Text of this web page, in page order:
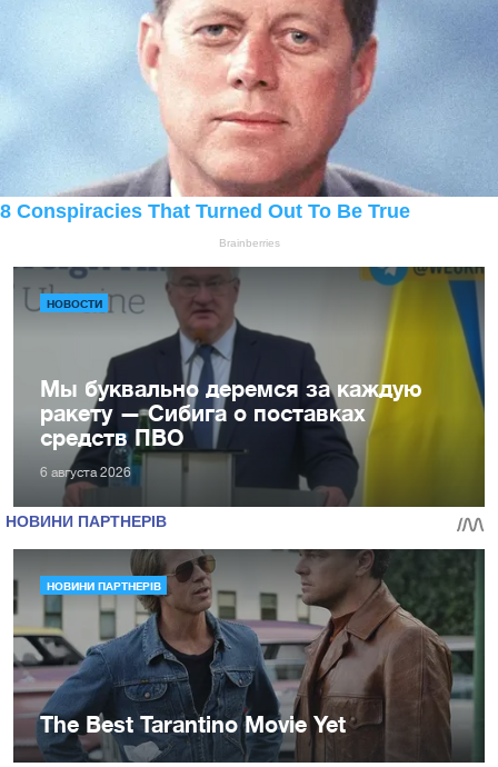
НОВОСТИ
Мы буквально деремся за каждую
ракету — Сибига о поставках
средств ПВО
6 августа 2026